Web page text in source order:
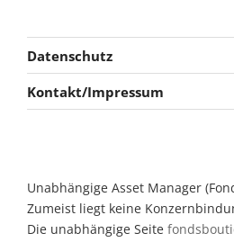
Datenschutz
Kontakt/Impressum
Unabhängige Asset Manager
Zumeist liegt keine
Die unabhängige Seite